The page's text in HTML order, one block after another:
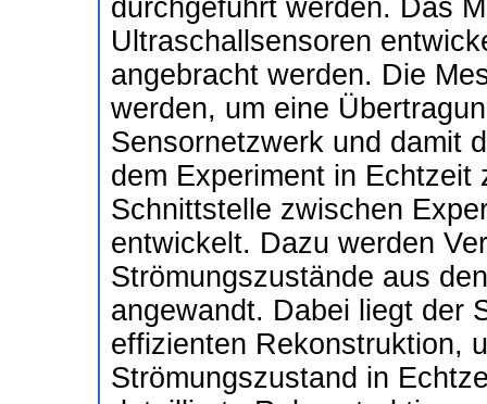
durchgeführt werden. Das
Ultraschallsensoren
angebracht werden. Die
werden, um eine
Sensornetzwerk und damit
dem Experiment in Echtzeit
Schnittstelle zwischen
entwickelt. Dazu werden
Strömungszustände aus
angewandt. Dabei liegt der
effizienten Rekonstruktion,
Strömungszustand in